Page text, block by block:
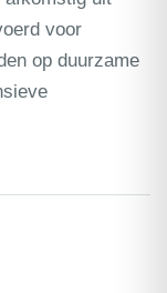
voor
op duurzame